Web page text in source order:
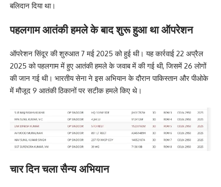
बलिदान दिया था।
पहलगाम आतंकी हमले के बाद शुरू हुआ था ऑपरेशन
ऑपरेशन सिंदूर की शुरुआत 7 मई 2025 को हुई थी। यह कार्रवाई 22 अप्रैल
2025 को पहलगाम में हुए आतंकी हमले के जवाब में की गई थी, जिसमें 26 लोगों
की जान गई थी। भारतीय सेना ने इस अभियान के दौरान पाकिस्तान और पीओके
में मौजूद 9 आतंकी ठिकानों पर सटीक हमले किए थे।
चार दिन चला सैन्य अभियान